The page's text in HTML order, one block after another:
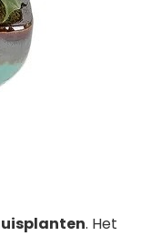
. Het